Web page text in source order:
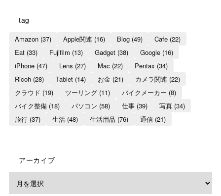
tag
Amazon(37) Apple関連 (16) Blog(49) Cafe(22)
Eat(33) Fujifilm (13) Gadget(38) Google(16)
iPhone(47) Lens (27) Mac (22) Pentax (34)
Ricoh(28) Tablet(14) お金(21) カメラ関連 (22)
クラウド (19) ツーリング(11) バイクメーカー (8)
バイク整備(18) パソコン (58) 仕事(39) 写真(34)
旅行(37) 生活(48) 生活用品 (76) 通信(21)
アーカイブ